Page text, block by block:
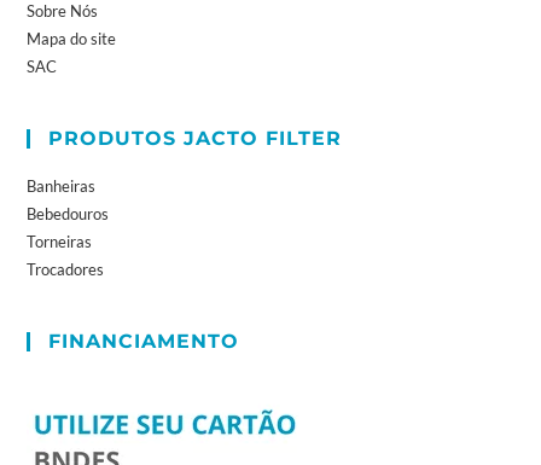
Sobre Nós
Mapa do site
SAC
PRODUTOS JACTO FILTER
Banheiras
Bebedouros
Torneiras
Trocadores
FINANCIAMENTO